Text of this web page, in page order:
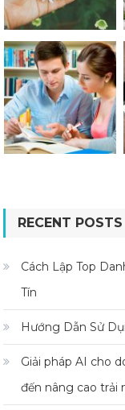
RECENT POSTS
Cách Lập Top
Tín
Hướng Dẫn Sử
Giải pháp AI cho
đến nâng cao trải